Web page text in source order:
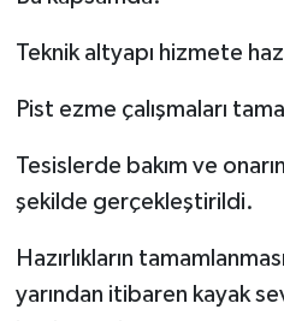
Teknik altyapı hizmete
Pist ezme çalışmaları
Tesislerde bakım ve
şekilde gerçekleştirildi.
Hazırlıkların
yarından itibaren kayak